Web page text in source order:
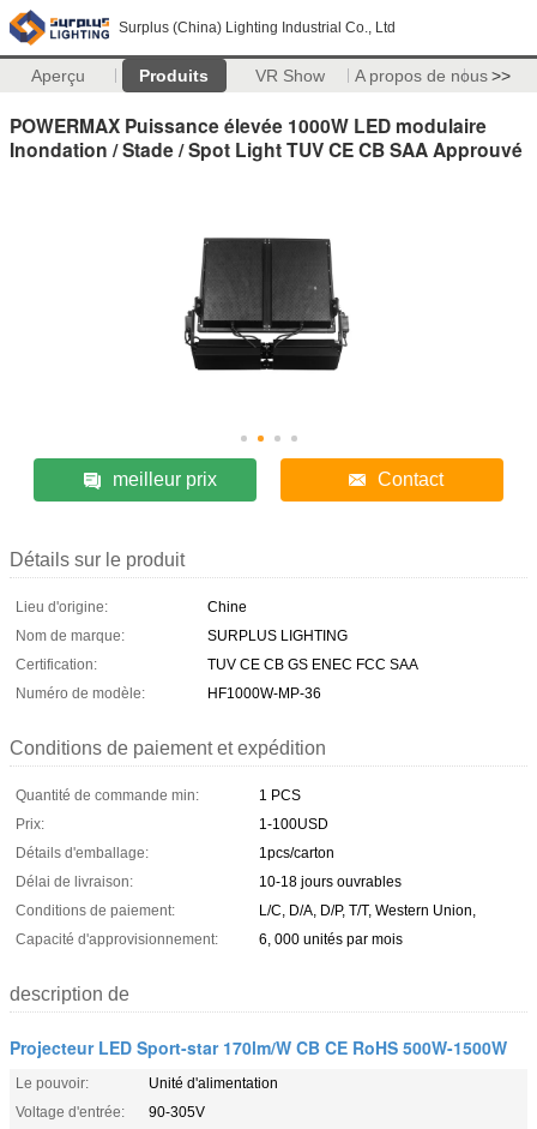
Surplus (China) Lighting Industrial Co., Ltd
Aperçu Produits VR Show A propos de nous>>
POWERMAX Puissance élevée 1000W LED modulaire
Inondation / Stade / Spot Light TUV CE CB SAA Approuvé
meilleur prix Contact
Détails sur le produit
Lieu d'origine:
Chine
Nom de marque:
SURPLUS LIGHTING
Certification:
TUV CE CB GS ENEC FCC SAA
Numéro de modèle:
HF1000W-MP-36
Conditions de paiement et expédition
Quantité de commande min:
1 PCS
Prix:
1-100USD
Détails d'emballage:
1pcs/carton
Délai de livraison:
10-18 jours ouvrables
Conditions de paiement:
L/C, D/A, D/P, T/T, Western Union,
Capacité d'approvisionnement:
6, 000 unités par mois
description de
Projecteur LED Sport-star 170lm/W CB CE RoHS 500W-1500W
Le pouvoir:
Unité d'alimentation
Voltage d'entrée:
90-305V